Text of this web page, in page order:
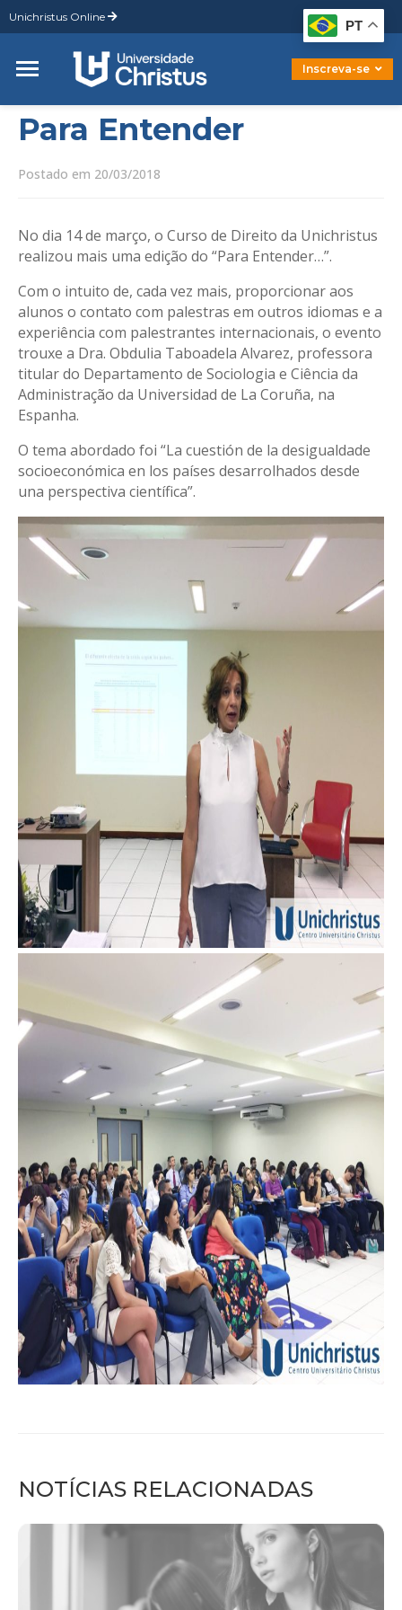
Unichristus Online
Inscreva-se
Graduação
Pós-Graduação
Mestrado
Doutorado
Para Entender
Postado em 20/03/2018
No dia 14 de março, o Curso de Direito da Unichristus
realizou mais uma edição do “Para Entender…”.
Com o intuito de, cada vez mais, proporcionar aos
alunos o contato com palestras em outros idiomas e a
experiência com palestrantes internacionais, o evento
trouxe a Dra. Obdulia Taboadela Alvarez, professora
titular do Departamento de Sociologia e Ciência da
Administração da Universidad de La Coruña, na
Espanha.
O tema abordado foi “La cuestión de la desigualdade
socioeconómica en los países desarrolhados desde
una perspectiva científica”.
NOTÍCIAS RELACIONADAS
PT